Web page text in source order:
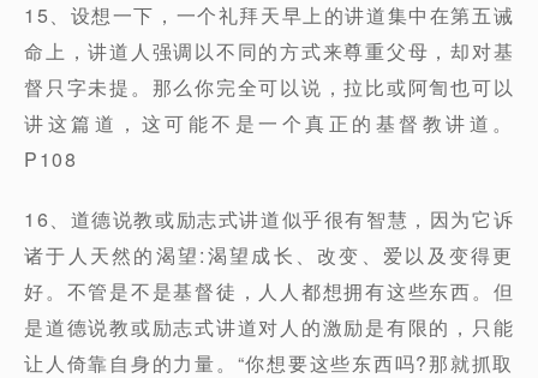
15、设想一下，一个礼拜天早上的讲道集中在第五诫
命上，讲道人强调以不同的方式来尊重父母，却对基
督只字未提。那么你完全可以说，拉比或阿訇也可以
讲这篇道，这可能不是一个真正的基督教讲道。
P108
16、道德说教或励志式讲道似乎很有智慧，因为它诉
诸于人天然的渴望:渴望成长、改变、爱以及变得更
好。不管是不是基督徒，人人都想拥有这些东西。但
是道德说教或励志式讲道对人的激励是有限的，只能
让人倚靠自身的力量。“你想要这些东西吗?那就抓取